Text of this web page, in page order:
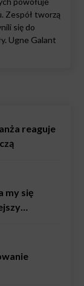
Zespół tworzą
się do
Ugne Galant
reaguje
my się
choroby